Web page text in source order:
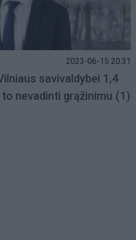
2023-06-15 20:31
savivaldybei 1,4
nevadinti grąžinimu (1)